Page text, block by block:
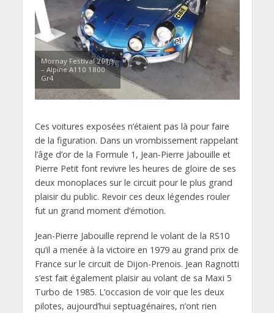
Mornay Festival 2019
– Alpine A110 1800
Gr4
Ces voitures exposées n’étaient pas là pour faire
de la figuration. Dans un vrombissement rappelant
l’âge d’or de la Formule 1, Jean-Pierre Jabouille et
Pierre Petit font revivre les heures de gloire de ses
deux monoplaces sur le circuit pour le plus grand
plaisir du public. Revoir ces deux légendes rouler
fut un grand moment d’émotion.
Jean-Pierre Jabouille reprend le volant de la RS10
qu’il a menée à la victoire en 1979 au grand prix de
France sur le circuit de Dijon-Prenois. Jean Ragnotti
s’est fait également plaisir au volant de sa Maxi 5
Turbo de 1985. L’occasion de voir que les deux
pilotes, aujourd’hui septuagénaires, n’ont rien